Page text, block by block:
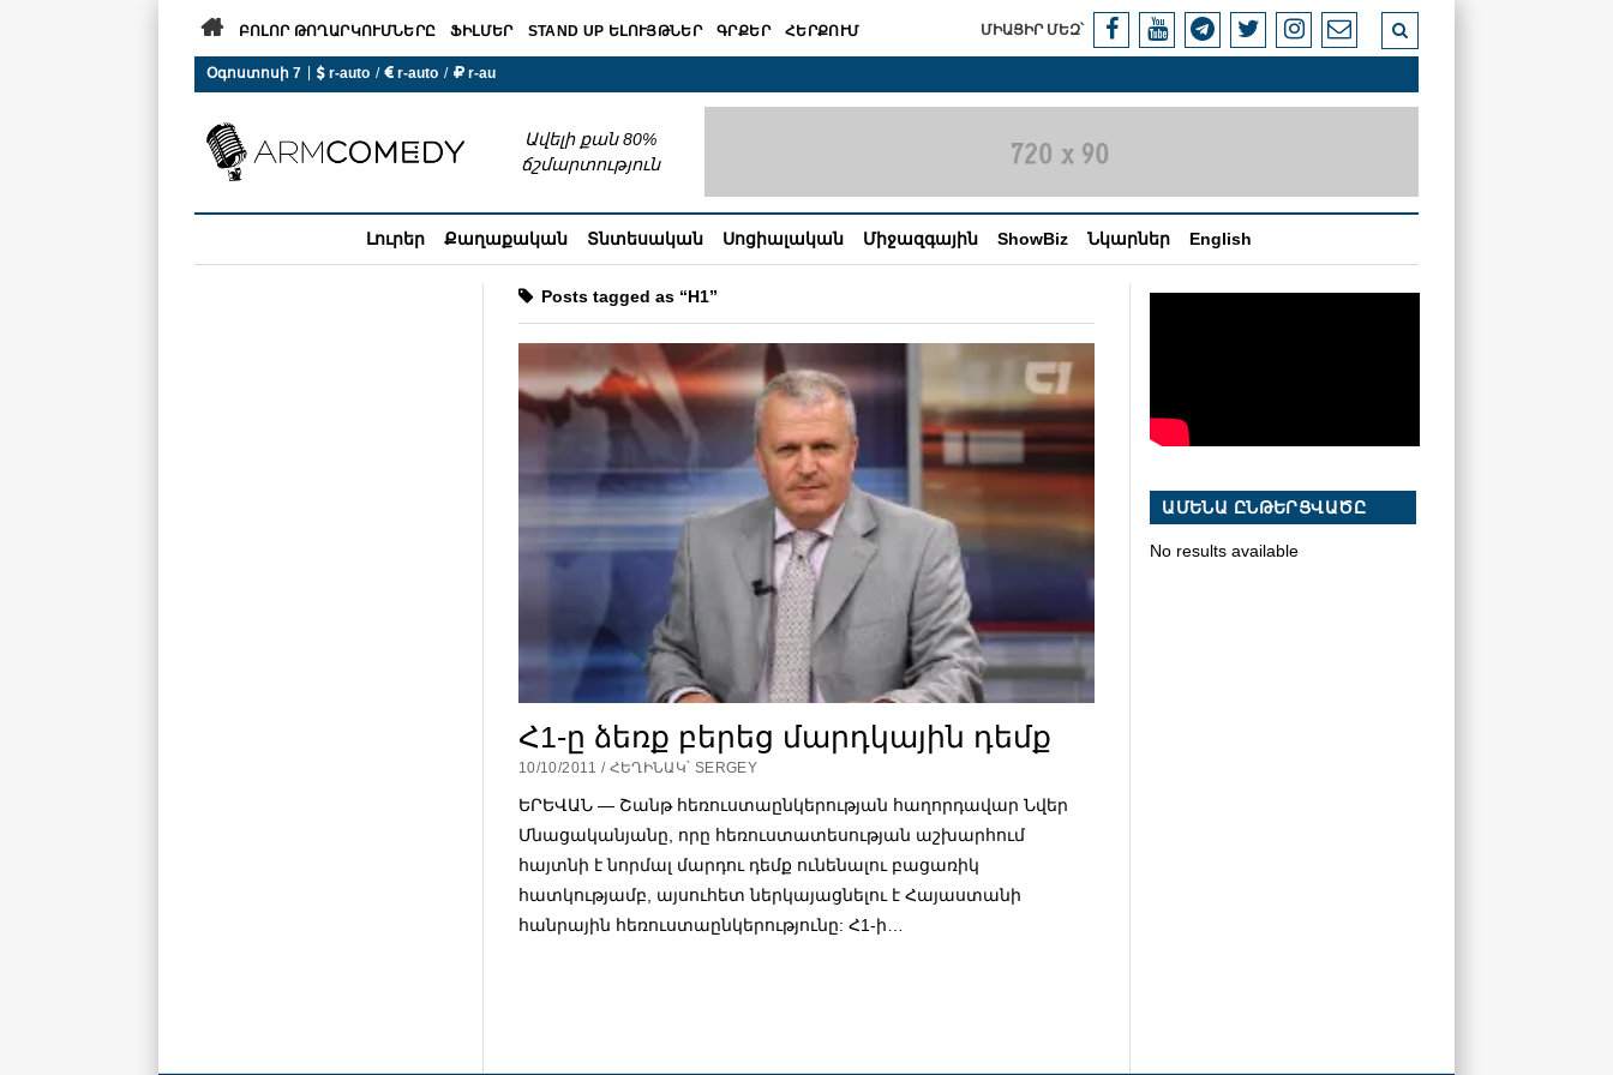
 ԲՈԼՈՐ ԹՈՂԱՐԿՈՒՄՆԵՐԸ ՖԻԼՄԵՐ STAND UP ԵԼՈՒՅԹՆԵՐ ԳՐՔԵՐ ՀԵՐՔՈՒՄ ՄԻԱՑԻՐ ՄԵԶ՝
Օգոստոսի 7 |  r-auto /  r-auto /  r-au
Ավելի քան 80%
ճշմարտություն
Լուրեր Քաղաքական Տնտեսական Սոցիալական Միջազգային ShowBiz Նկարներ English
Posts tagged as “H1”
Հ1-ը ձեռք բերեց մարդկային դեմք
10/10/2011 / ՀԵՂԻՆԱԿ՝ SERGEY
ԵՐԵՎԱՆ — Շանթ հեռուստաընկերության հաղորդավար Նվեր
Մնացականյանը, որը հեռուստատեսության աշխարհում
հայտնի է նորմալ մարդու դեմք ունենալու բացառիկ
հատկությամբ, այսուհետ ներկայացնելու է Հայաստանի
հանրային հեռուստաընկերությունը: Հ1-ի…
ԱՄԵՆԱ ԸՆԹԵՐՑՎԱԾԸ
No results available